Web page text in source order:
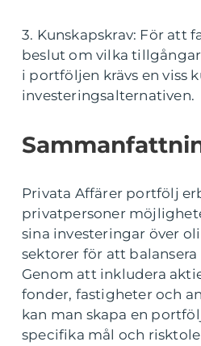
3. Kunskapskrav: För att
beslut om vilka
i portföljen krävs en viss
investeringsalternativen.
Privata Affärer portfölj
privatpersoner
sina investeringar över
sektorer för att
Genom att inkludera
fonder, fastigheter och
kan man skapa en
specifika mål och